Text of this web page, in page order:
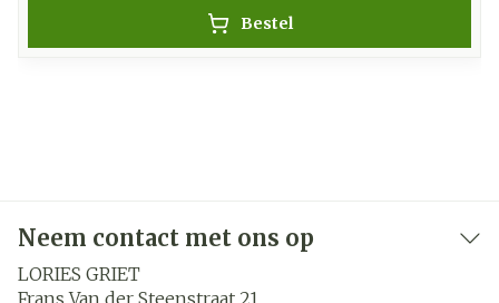
Bestel
Neem contact met ons op
LORIES GRIET
Frans Van der Steenstraat 21